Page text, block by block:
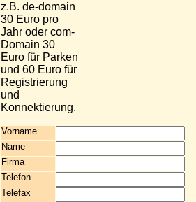
z.B. de-domain
30 Euro pro
Jahr oder com-
Domain 30
Euro für Parken
und 60 Euro für
Registrierung
und
Konnektierung.
Vorname
Name
Firma
Telefon
Telefax